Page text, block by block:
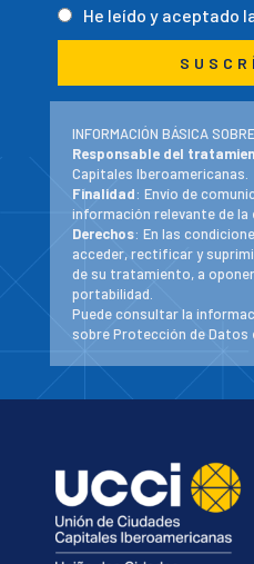
He leído y aceptado
INFORMACIÓN BÁSICA
Responsable del
Capitales Iberoamericanas.
Finalidad: Envío de
información relevante de la
Derechos: En las
acceder, rectificar y
de su tratamiento, a
portabilidad.
Puede consultar la
sobre Protección de Datos